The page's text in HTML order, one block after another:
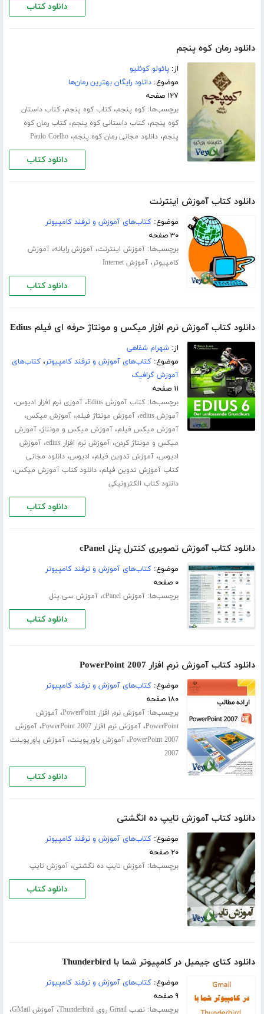
دانلود کتاب
دانلود رمان کوه پنجم
از:پائولو کوئلیو
موضوع:دانلود رایگان بهترین رمان‌ها
۱۲۷ صفحه
برچسب‌ها:کوه پنجم،کتاب کوه پنجم،کتاب داستان
کوه پنجم،کتاب داستانی کوه پنجم،کتاب رمان کوه
پنجم،دانلود مجانی رمان کوه پنجم،Paulo Coelho
دانلود کتاب
دانلود کتاب آموزش اینترنت
موضوع:کتاب‌های آموزش و ترفند کامپیوتر
۳۰ صفحه
برچسب‌ها:آموزش اینترنت،آموزش رایانه،آموزش
کامپیوتر،آموزش Internet
دانلود کتاب
دانلود کتاب آموزش نرم افزار میکس و مونتاژ حرفه ای فیلم Edius
از:شهرام شفاهی
موضوع:کتاب‌های آموزش و ترفند کامپیوتر،کتاب‌های
آموزش گرافیک
۱۱ صفحه
برچسب‌ها:کتاب آموزش Edius ،آموزی نرم افزار ادیوس،
آموزش edius ،آموزش مونتاژ فیلم،آموزش میکس،
آموزش میکس فیلم،آموزش میکس و مونتاژ،آموزش
میکس و مونتاژ کردن،آموزش نرم افزار edius ،آموزش
ادیوس،آموزش تدوین فیلم، ادیوس،دانلود مجانی
کتاب آموزش تدوین فیلم،دانلود کتاب آموزش میکس،
دانلود کتاب الکترونیکی
دانلود کتاب
دانلود کتاب آموزش تصویری کنترل پنل cPanel
موضوع:کتاب‌های آموزش و ترفند کامپیوتر
۰ صفحه
برچسب‌ها:آموزش cPanel ،آموزش سی پنل
دانلود کتاب
دانلود کتاب آموزش نرم افزار PowerPoint 2007
موضوع:کتاب‌های آموزش و ترفند کامپیوتر
۱۸۰ صفحه
برچسب‌ها:آموزش نرم افزار PowerPoint ،آموزش
PowerPoint،آموزش نرم افزار PowerPoint 2007 ،آموزش
PowerPoint 2007،آموزش پاورپوینت،آموزش پاورپوینت
2007
دانلود کتاب
دانلود کتاب آموزش تایپ ده انگشتی
موضوع:کتاب‌های آموزش و ترفند کامپیوتر
۲۰ صفحه
برچسب‌ها:آموزش تایپ ده‌ نگشتی،آموزش تایپ
دانلود کتاب
دانلود کتای جیمیل در کامپیوتر شما با Thunderbird
موضوع:کتاب‌های آموزش و ترفند کامپیوتر
۹ صفحه
برچسب‌ها:نصب Gmail روی Thunderbird ،آموزش GMail ،